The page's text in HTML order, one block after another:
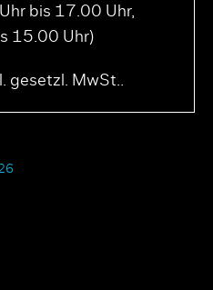
bis 17.00 Uhr,
15.00 Uhr)
gesetzl. MwSt..